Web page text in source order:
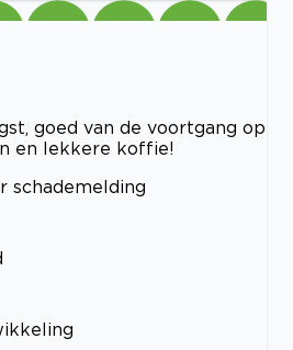
goed van de voortgang op
en lekkere koffie!
schademelding